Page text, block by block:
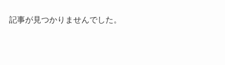
記事が見つかりませんでした。